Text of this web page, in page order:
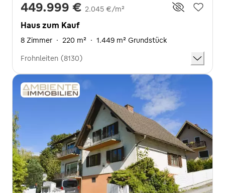
449.999 € 2.045 €/m²
Haus zum Kauf
8 Zimmer · 220 m² · 1.449 m² Grundstück
Frohnleiten (8130)